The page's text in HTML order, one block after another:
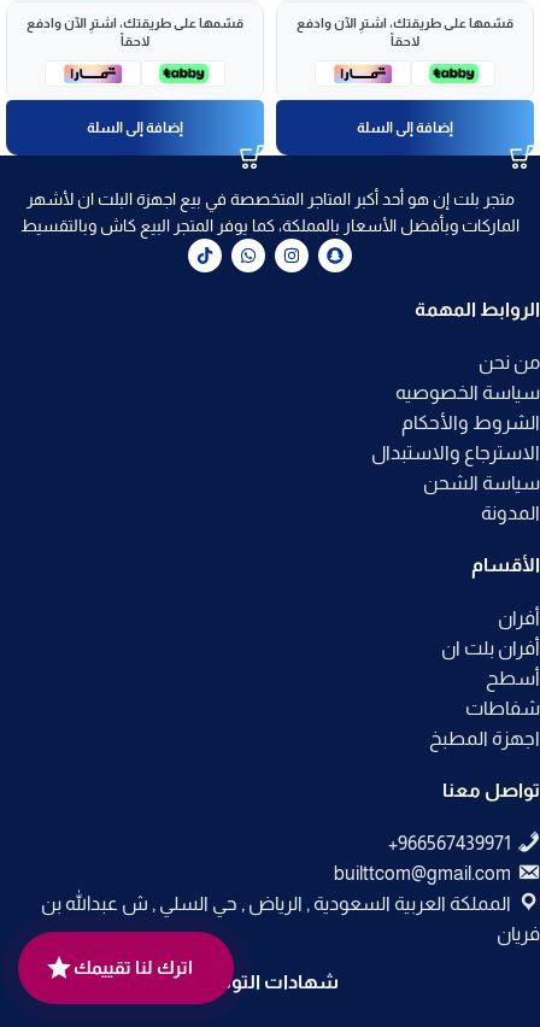
قسّمها على طريقتك، اشترِ الآن وادفع
لاحقاً
إضافة إلى السلة
قسّمها على طريقتك، اشترِ الآن وادفع
لاحقاً
إضافة إلى السلة
متجر بلت إن هو أحد أكبر المتاجر المتخصصة في بيع اجهزة البلت ان لأشهر
الماركات وبأفضل الأسعار بالمملكة، كما يوفر المتجر البيع كاش وبالتقسيط
الروابط المهمة
من نحن
سياسة الخصوصيه
الشروط والأحكام
الاسترجاع والاستبدال
سياسة الشحن
المدونة
الأقسام
أفران
أفران بلت ان
أسطح
شفاطات
اجهزة المطبخ
تواصل معنا
builttcom@gmail.com
المملكة العربية السعودية , الرياض , حي السلي , ش عبدالله بن
فريان
شهادات التوثيق
اترك لنا تقييمك